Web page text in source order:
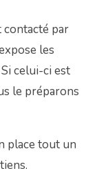
contacté par
les
celui-ci est
le préparons
place tout un